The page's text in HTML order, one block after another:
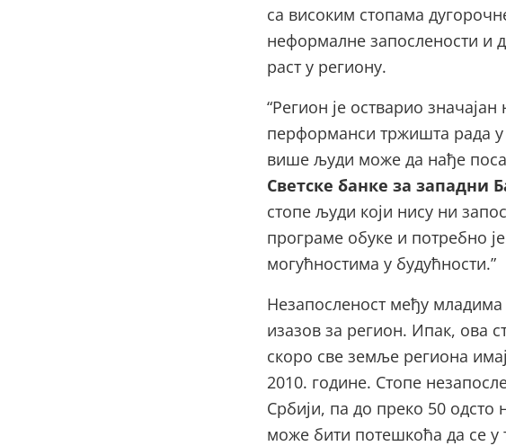
са високим стопама
неформалне запослености и
раст у региону.
“Регион је остварио
перформанси тржишта рада у
више људи може да нађе
Светске банке за западни
стопе људи који нису ни
програме обуке и потребно
могућностима у будућности.”
Незапосленост међу
изазов за регион. Ипак, ова
скоро све земље региона
2010. године. Стопе
Србији, па до преко 50
може бити потешкоћа да се